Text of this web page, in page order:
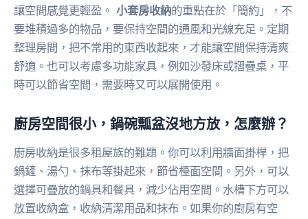
讓空間感覺更輕盈。 小套房收納的重點在於「簡約」，不
要堆積過多的物品，要保持空間的通風和光線充足。定期
整理房間，把不常用的東西收起來，才能讓空間保持清爽
舒適。也可以考慮多功能家具，例如沙發床或摺疊桌，平
時可以節省空間，需要時又可以展開使用。
廚房空間很小，鍋碗瓢盆沒地方放，怎麼辦？
廚房收納是很多租屋族的難題。你可以利用牆面掛桿，把
鍋鏟、湯勺、抹布等掛起來，節省檯面空間。另外，可以
選擇可疊放的鍋具和餐具，減少佔用空間。水槽下方可以
放置收納盒，收納清潔用品和抹布。如果你的廚房有空